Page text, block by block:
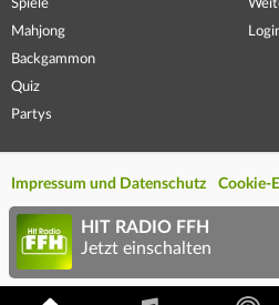
Spiele
Mahjong
Backgammon
Quiz
Partys
Impressum und Datenschutz Cookie-
HIT RADIO FFH
Jetzt einschalten